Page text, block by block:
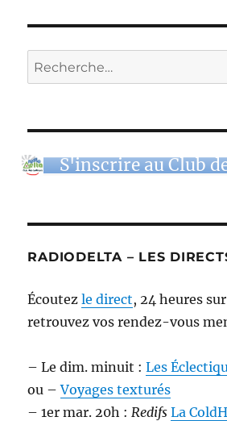
7
28
et
–
Recherche
pour :
S'inscrire au Club
RADIODELTA – LES
Écoutezle direct, 24 heures
retrouvez vos rendez-vous
– Le dim. minuit :Les
ou –Voyages texturés
– 1er mar. 20h : Redifs La